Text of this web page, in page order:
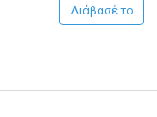
Διάβασέ το